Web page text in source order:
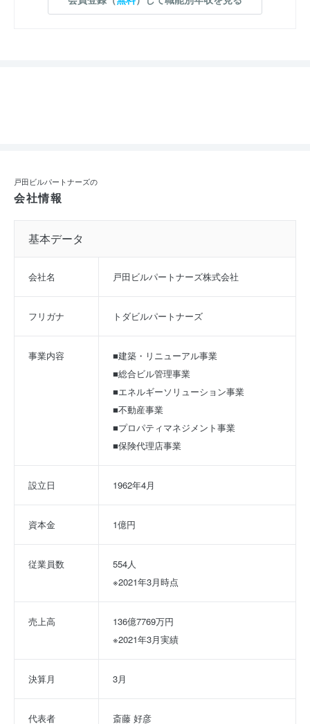
戸田ビルパートナーズの
会社情報
基本データ
会社名 戸田ビルパートナーズ株式会社
フリガナ トダビルパートナーズ
事業内容
■建築・リニューアル事業
■総合ビル管理事業
■エネルギーソリューション事業
■不動産事業
■プロパティマネジメント事業
■保険代理店事業
設立日 1962年4月
資本金 1億円
従業員数
554人
※2021年3月時点
売上高
136億7769万円
※2021年3月実績
決算月 3月
代表者 斎藤 好彦